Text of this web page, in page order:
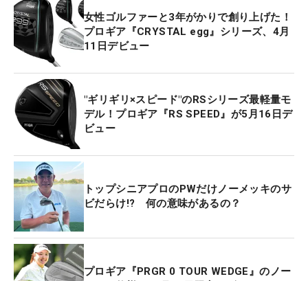
女性ゴルファーと3年がかりで創り上げた！
プロギア『CRYSTAL egg』シリーズ、4月
11日デビュー
"ギリギリ×スピード"のRSシリーズ最軽量モ
デル！プロギア『RS SPEED』が5月16日デ
ビュー
トップシニアプロのPWだけノーメッキのサ
ビだらけ!? 何の意味があるの？
プロギア『PRGR 0 TOUR WEDGE』のノー